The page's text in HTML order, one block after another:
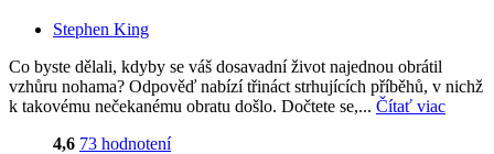
Stephen King
Co byste dělali, kdyby se váš dosavadní život najednou obrátil
vzhůru nohama? Odpověď nabízí třináct strhujících příběhů, v nichž
k takovému nečekanému obratu došlo. Dočtete se,... Čítať viac
4,6 73 hodnotení